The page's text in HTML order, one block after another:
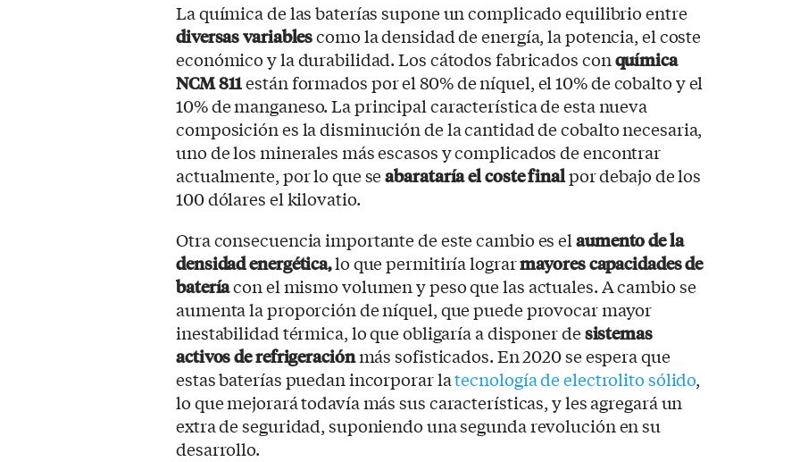
La química de las baterías supone un complicado equilibrio entre
diversas variablescomo la densidad de energía, la potencia, el coste
económico y la durabilidad. Los cátodos fabricados conquímica
NCM 811están formados por el 80% de níquel, el 10% de cobalto y el
10% de manganeso. La principal característica de esta nueva
composición es la disminución de la cantidad de cobalto necesaria,
uno de los minerales más escasos y complicados de encontrar
actualmente, por lo que seabarataría el coste finalpor debajo de los
100 dólares el kilovatio.
Otra consecuencia importante de este cambio es elaumento de la
densidad energética,lo que permitiría lograrmayores capacidades de
bateríacon el mismo volumen y peso que las actuales. A cambio se
aumenta la proporción de níquel, que puede provocar mayor
inestabilidad térmica, lo que obligaría a disponer desistemas
activos de refrigeraciónmás sofisticados. En 2020 se espera que
estas baterías puedan incorporar latecnología de electrolito sólido,
lo que mejorará todavía más sus características, y les agregará un
extra de seguridad, suponiendo una segunda revolución en su
desarrollo.